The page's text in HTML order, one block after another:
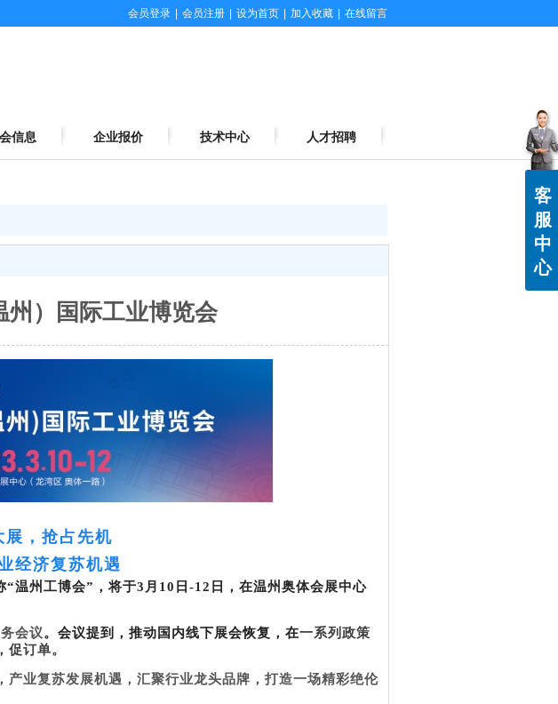
会员登录 会员注册 设为首页 加入收藏 在线留言
信息 企业报价 技术中心 人才招聘
州）国际工业博览会
展，抢占先机
经济复苏机遇
温州工博会”，将于3月10日-12日，在温州奥体会展中心
会议。会议提到，推动国内线下展会恢复，在一系列 政策
订单。
产业复苏发展机遇，汇聚行业龙头品牌，打造一场精彩绝伦
客
服
中
心